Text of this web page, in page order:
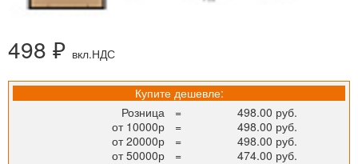
498 ₽ вкл.НДС
Купите дешевле:
Розница
=
498.00 руб.
от 10000р
=
498.00 руб.
от 20000р
=
498.00 руб.
от 50000р
=
474.00 руб.